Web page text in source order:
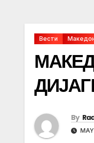
Вести
By